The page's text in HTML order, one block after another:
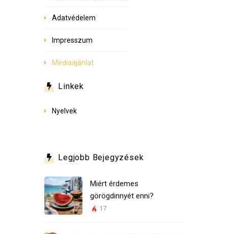
Adatvédelem
Impresszum
Médiaajánlat
Linkek
Nyelvek
Legjobb Bejegyzések
Miért érdemes
görögdinnyét enni?
17